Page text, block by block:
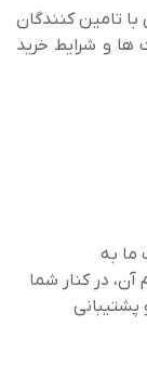
تامین کنندگان
ها و شرایط خرید
ما به
آن، در کنار شما
پشتیبانی